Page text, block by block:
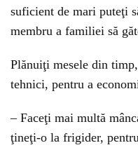
suficient de mari puteţi
membru a familiei să
Plănuiţi mesele din
tehnici, pentru a
– Faceţi mai multă
ţineţi-o la frigider,